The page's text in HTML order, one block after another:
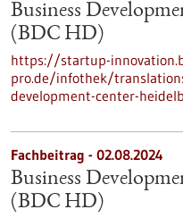
Business
(BDC HD)
https://startup-
pro.de/infothek/
development-center-
Fachbeitrag - 02.08.2024
Business
(BDC HD)